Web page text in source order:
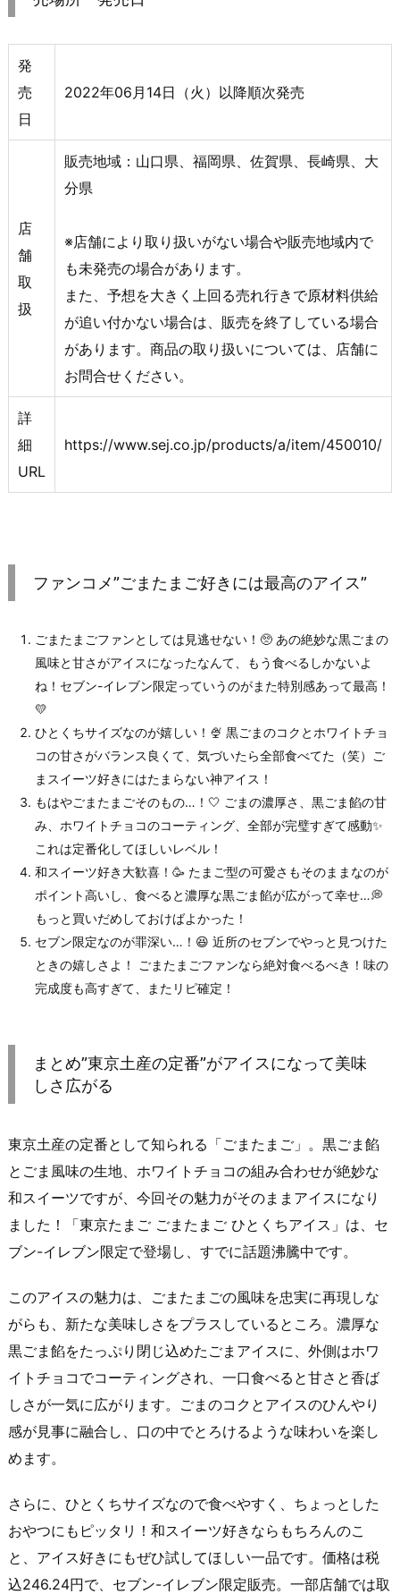
発
売
日
2022年06月14日（火）以降順次発売
店
舗
取
扱
販売地域：山口県、福岡県、佐賀県、長崎県、大
分県
※店舗により取り扱いがない場合や販売地域内で
も未発売の場合があります。
また、予想を大きく上回る売れ行きで原材料供給
が追い付かない場合は、販売を終了している場合
があります。商品の取り扱いについては、店舗に
お問合せください。
詳
細
URL
https://www.sej.co.jp/products/a/item/450010/
ファンコメ”ごまたまご好きには最高のアイス”
ごまたまごファンとしては見逃せない！🥺 あの絶妙な黒ごまの
風味と甘さがアイスになったなんて、もう食べるしかないよ
ね！セブン-イレブン限定っていうのがまた特別感あって最高！
💛
ひとくちサイズなのが嬉しい！🍨 黒ごまのコクとホワイトチョ
コの甘さがバランス良くて、気づいたら全部食べてた（笑）ご
まスイーツ好きにはたまらない神アイス！
もはやごまたまごそのもの…！🤍 ごまの濃厚さ、黒ごま餡の甘
み、ホワイトチョコのコーティング、全部が完璧すぎて感動✨
これは定番化してほしいレベル！
和スイーツ好き大歓喜！🥳 たまご型の可愛さもそのままなのが
ポイント高いし、食べると濃厚な黒ごま餡が広がって幸せ…💭
もっと買いだめしておけばよかった！
セブン限定なのが罪深い…！😆 近所のセブンでやっと見つけた
ときの嬉しさよ！ ごまたまごファンなら絶対食べるべき！味の
完成度も高すぎて、またリピ確定！
まとめ”東京土産の定番”がアイスになって美味
しさ広がる
東京土産の定番として知られる「ごまたまご」。黒ごま餡
とごま風味の生地、ホワイトチョコの組み合わせが絶妙な
和スイーツですが、今回その魅力がそのままアイスになり
ました！「東京たまご ごまたまご ひとくちアイス」は、セ
ブン-イレブン限定で登場し、すでに話題沸騰中です。
このアイスの魅力は、ごまたまごの風味を忠実に再現しな
がらも、新たな美味しさをプラスしているところ。濃厚な
黒ごま餡をたっぷり閉じ込めたごまアイスに、外側はホワ
イトチョコでコーティングされ、一口食べると甘さと香ば
しさが一気に広がります。ごまのコクとアイスのひんやり
感が見事に融合し、口の中でとろけるような味わいを楽し
めます。
さらに、ひとくちサイズなので食べやすく、ちょっとした
おやつにもピッタリ！和スイーツ好きならもちろんのこ
と、アイス好きにもぜひ試してほしい一品です。価格は税
込246.24円で、セブン-イレブン限定販売。一部店舗では取